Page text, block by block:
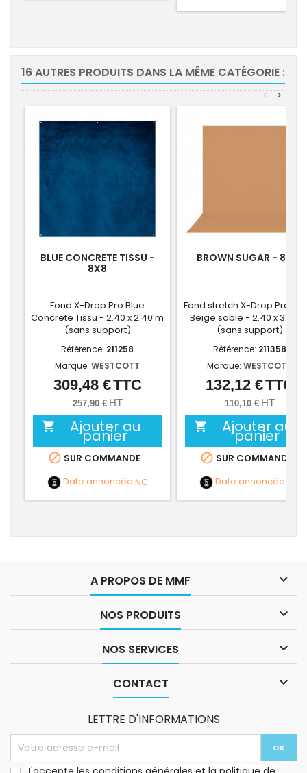
16 AUTRES PRODUITS DANS LA MÊME CATÉGORIE :
>
<
BLUE CONCRETE TISSU -
8X8
Fond X-Drop Pro Blue
Concrete Tissu - 2.40 x 2.40 m
(sans support)
Référence: 211258
Marque: WESTCOTT
Prix
309,48 €TTC
257,90 € HT
 Ajouter au
panier
 SUR COMMANDE
Date annoncée NC
BROWN SUGAR - 8X13
Fond stretch X-Drop Pro
Beige sable - 2.40 x 3.90
(sans support)
Référence: 211358
Marque: WESTCOTT
Prix
132,12 €TTC
110,10 € HT
 Ajouter au
panier
 SUR COMMANDE
Date annoncée
A PROPOS DE MMF 
NOS PRODUITS 
NOS SERVICES 
CONTACT 
LETTRE D'INFORMATIONS